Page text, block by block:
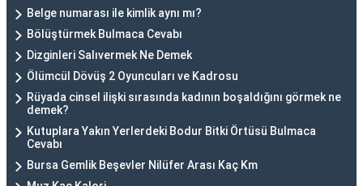
Belge numarası ile kimlik aynı mı?
Bölüştürmek Bulmaca Cevabı
Dizginleri Salıvermek Ne Demek
Ölümcül Dövüş 2 Oyuncuları ve Kadrosu
Rüyada cinsel ilişki sırasında kadının boşaldığını görmek ne
demek?
Kutuplara Yakın Yerlerdeki Bodur Bitki Örtüsü Bulmaca
Cevabı
Bursa Gemlik Beşevler Nilüfer Arası Kaç Km